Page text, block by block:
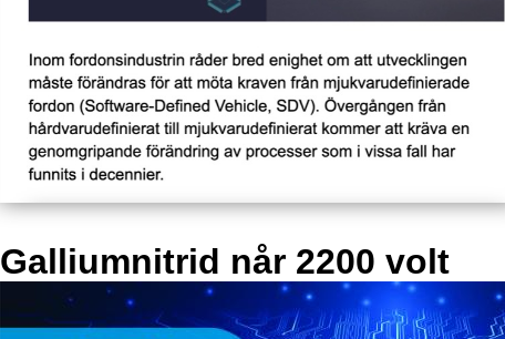
Galliumnitrid når 2200 volt